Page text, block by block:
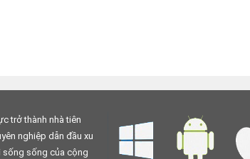
trở thành nhà tiên
nghiệp dẫn đầu xu
sống của cộng